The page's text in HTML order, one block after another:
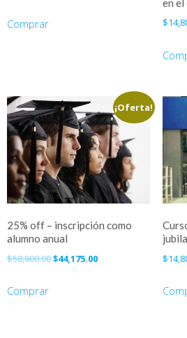
Comprar
en el
$
¡Oferta!
25% off – inscripción como
alumno anual
$58,900.00El
$44,175.00El
Comprar
$